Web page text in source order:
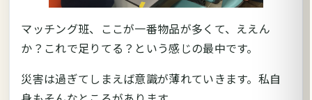
マッチング班、ここが一番物品が多くて、ええん
か？これで足りてる？という感じの最中です。
災害は過ぎてしまえば意識が薄れていきます。私自